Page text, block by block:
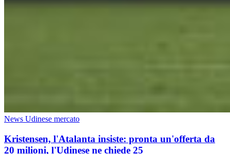
News Udinese mercato
Kristensen, l'Atalanta insiste: pronta un'offerta da
20 milioni, l'Udinese ne chiede 25